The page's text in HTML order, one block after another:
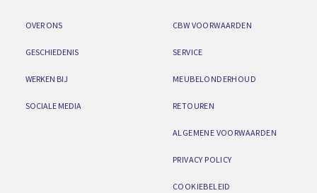
OVER ONS
GESCHIEDENIS
WERKEN BIJ
SOCIALE MEDIA
CBW VOORWAARDEN
SERVICE
MEUBELONDERHOUD
RETOUREN
ALGEMENE VOORWAARDEN
PRIVACY POLICY
COOKIEBELEID